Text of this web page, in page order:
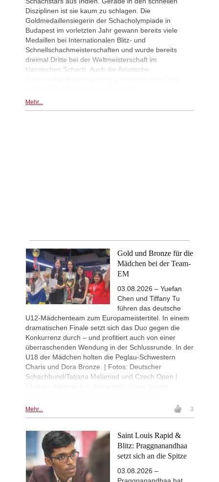
Disziplinen ist sie kaum zu schlagen. Die
Goldmedaillensiegerin der Schacholympiade in
Budapest im vorletzten Jahr gewann bereits viele
Medaillen bei Internationalen Blitz- und
Schnellschachmeisterschaften und wurde bereits
dreimal Dritte bei der Weltmeisterschaft im
klassischen Schach. Auch die Asiatische
Mehr...
Gold und Bronze für die
Mädchen bei der Team-
EM
03.08.2026 – Yuefan
Chen und Tiffany Tu
führen das deutsche
U12-Mädchenteam zum Europameistertitel. In einem
dramatischen Finale setzt sich das Duo gegen die
Konkurrenz durch – und profitiert auch von einer
überraschenden Wendung in der Schlussrunde. In der
U18 der Mädchen holten die Peglau-Schwestern
Charis und Dora Bronze. | Fotos: Deutscher
Schachbund/Tatjana Melamed und Czech Open |
Mehr... 3
Saint Louis Rapid &
Blitz: Praggnanandhaa
setzt sich an die Spitze
03.08.2026 –